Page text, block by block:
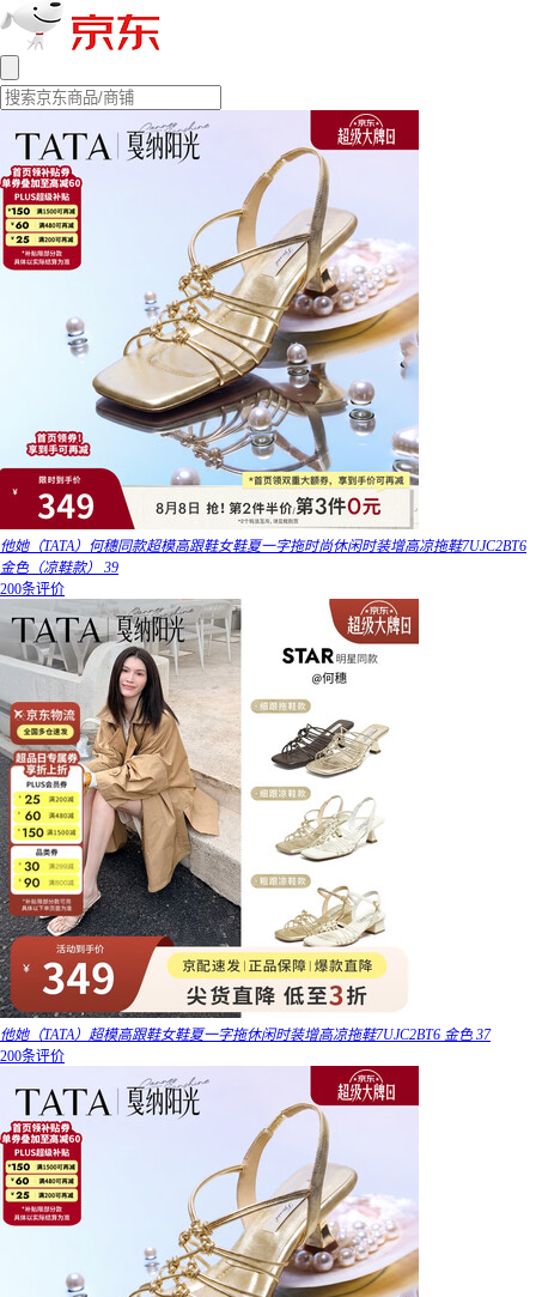
他她（TATA）何穗同款超模高跟鞋女鞋夏一字拖时尚休闲时装增高凉拖鞋7UJC2BT6
金色（凉鞋款） 39
200条评价
他她（TATA）超模高跟鞋女鞋夏一字拖休闲时装增高凉拖鞋7UJC2BT6 金色 37
200条评价